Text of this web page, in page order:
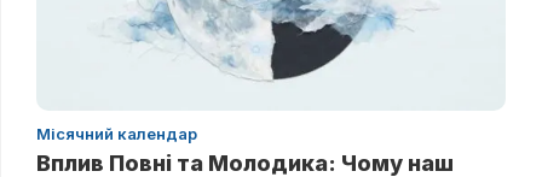
Місячний календар
Вплив Повні та Молодика: Чому наш